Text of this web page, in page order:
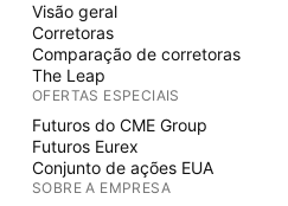
Visão geral
Corretoras
Comparação de corretoras
The Leap
OFERTAS ESPECIAIS
Futuros do CME Group
Futuros Eurex
Conjunto de ações EUA
SOBRE A EMPRESA